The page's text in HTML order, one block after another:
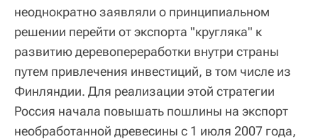
неоднократно заявляли о принципиальном
решении перейти от экспорта "кругляка" к
развитию деревопереработки внутри страны
путем привлечения инвестиций, в том числе из
Финляндии. Для реализации этой стратегии
Россия начала повышать пошлины на экспорт
необработанной древесины с 1 июля 2007 года,